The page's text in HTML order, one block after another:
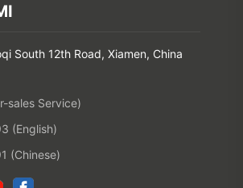
South 12th Road, Xiamen, China
sales Service)
(English)
(Chinese)